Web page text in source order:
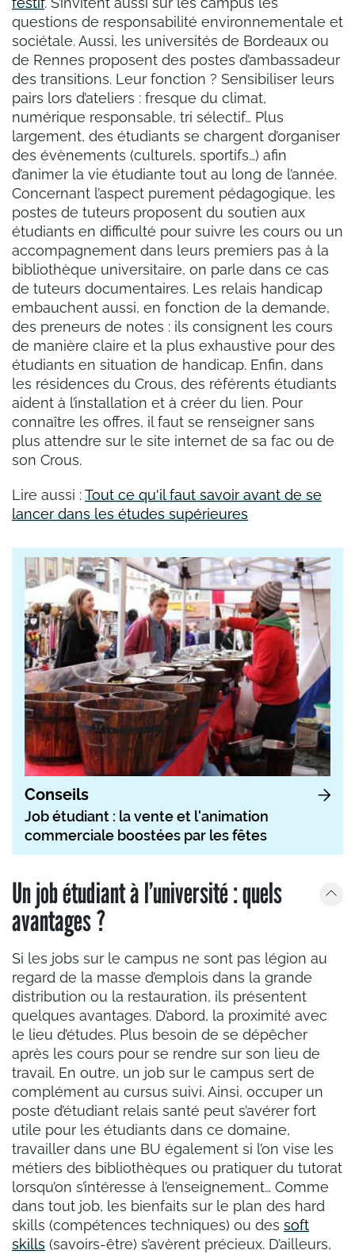
questions de responsabilité environnementale et
sociétale. Aussi, les universités de Bordeaux ou
de Rennes proposent des postes d’ambassadeur
des transitions. Leur fonction ? Sensibiliser leurs
pairs lors d’ateliers : fresque du climat,
numérique responsable, tri sélectif… Plus
largement, des étudiants se chargent d’organiser
des évènements (culturels, sportifs…) afin
d’animer la vie étudiante tout au long de l’année.
Concernant l’aspect purement pédagogique, les
postes de tuteurs proposent du soutien aux
étudiants en difficulté pour suivre les cours ou un
accompagnement dans leurs premiers pas à la
bibliothèque universitaire, on parle dans ce cas
de tuteurs documentaires. Les relais handicap
embauchent aussi, en fonction de la demande,
des preneurs de notes : ils consignent les cours
de manière claire et la plus exhaustive pour des
étudiants en situation de handicap. Enfin, dans
les résidences du Crous, des référents étudiants
aident à l’installation et à créer du lien. Pour
connaître les offres, il faut se renseigner sans
plus attendre sur le site internet de sa fac ou de
son Crous.
Lire aussi :Tout ce qu'il faut savoir avant de se
lancer dans les études supérieures
Conseils
Job étudiant : la vente et l'animation
commerciale boostées par les fêtes
Un job étudiant à l’université : quels
avantages ?
Si les jobs sur le campus ne sont pas légion au
regard de la masse d’emplois dans la grande
distribution ou la restauration, ils présentent
quelques avantages. D’abord, la proximité avec
le lieu d’études. Plus besoin de se dépêcher
après les cours pour se rendre sur son lieu de
travail. En outre, un job sur le campus sert de
complément au cursus suivi. Ainsi, occuper un
poste d’étudiant relais santé peut s’avérer fort
utile pour les étudiants dans ce domaine,
travailler dans une BU également si l’on vise les
métiers des bibliothèques ou pratiquer du tutorat
lorsqu’on s’intéresse à l’enseignement… Comme
dans tout job, les bienfaits sur le plan des hard
skills (compétences techniques) ou des soft
skills (savoirs-être) s’avèrent précieux. D’ailleurs,